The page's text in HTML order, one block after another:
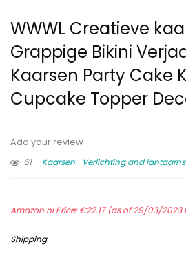
WWWL Creatieve
Grappige Bikini
Kaarsen Party Cake
Cupcake Topper
Add your review
61
Kaarsen Verlichting and lantaarns
Amazon.nl Price:€22.17(as of 29/03/2023
Shipping.